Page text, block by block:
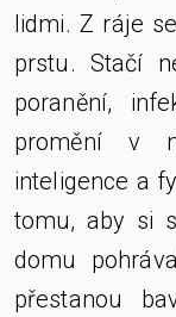
lidmi. Z ráje
prstu. Stačí
poranění,
promění v
inteligence a
tomu, aby si
domu
přestanou